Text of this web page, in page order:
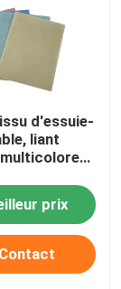
d'essuie-
liant
prix
Contact